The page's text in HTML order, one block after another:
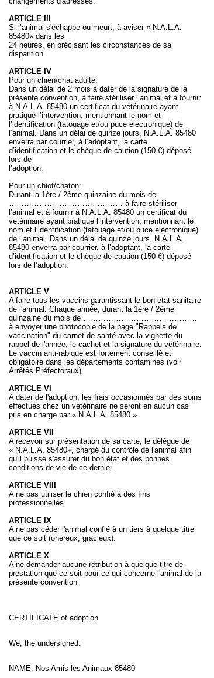
ARTICLE III
Si l’animal s'échappe ou meurt, à aviser « N.A.L.A.
85480» dans les
24 heures, en précisant les circonstances de sa
disparition.
ARTICLE IV
Pour un chien/chat adulte:
Dans un délai de 2 mois à dater de la signature de la
présente convention, à faire stériliser l’animal et à fournir
à N.A.L.A. 85480 un certificat du vétérinaire ayant
pratiqué l’intervention, mentionnant le nom et
l’identification (tatouage et/ou puce électronique) de
l’animal. Dans un délai de quinze jours, N.A.L.A. 85480
enverra par courrier, à l’adoptant, la carte
d’identification et le chèque de caution (150 €) déposé
lors de
l’adoption.
Pour un chiot/chaton:
Durant la 1ère / 2ème quinzaine du mois de
……………………………………… à faire stériliser
l’animal et à fournir à N.A.L.A. 85480 un certificat du
vétérinaire ayant pratiqué l’intervention, mentionnant le
nom et l’identification (tatouage et/ou puce électronique)
de l’animal. Dans un délai de quinze jours, N.A.L.A.
85480 enverra par courrier, à l’adoptant, la carte
d’identification et le chèque de caution (150 €) déposé
lors de l’adoption.
ARTICLE V
A faire tous les vaccins garantissant le bon état sanitaire
de l'animal. Chaque année, durant la 1ère / 2ème
quinzaine du mois de ………………………………………
à envoyer une photocopie de la page "Rappels de
vaccination" du carnet de santé avec la vignette du
rappel de l'année, le cachet et la signature du vétérinaire.
Le vaccin anti-rabique est fortement conseillé et
obligatoire dans les départements contaminés (voir
Arrêtés Préfectoraux).
ARTICLE VI
A dater de l'adoption, les frais occasionnés par des soins
effectués chez un vétérinaire ne seront en aucun cas
pris en charge par « N.A.L.A. 85480 ».
ARTICLE VII
A recevoir sur présentation de sa carte, le délégué de
« N.A.L.A. 85480», chargé du contrôle de l'animal afin
qu'il puisse s'assurer du bon état et des bonnes
conditions de vie de ce dernier.
ARTICLE VIII
A ne pas utiliser le chien confié à des fins
professionnelles.
ARTICLE IX
A ne pas céder l'animal confié à un tiers à quelque titre
que ce soit (onéreux, gracieux).
ARTICLE X
A ne demander aucune rétribution à quelque titre de
prestation que ce soit pour ce qui concerne l'animal de la
présente convention
CERTIFICATE of adoption
We, the undersigned:
NAME: Nos Amis les Animaux 85480